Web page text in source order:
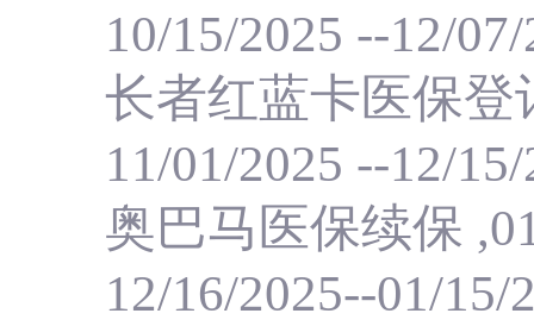
10/15/2025 --12/
长者红蓝卡医保登
11/01/2025 --12/
奥巴马医保续保
12/16/2025--01/15/